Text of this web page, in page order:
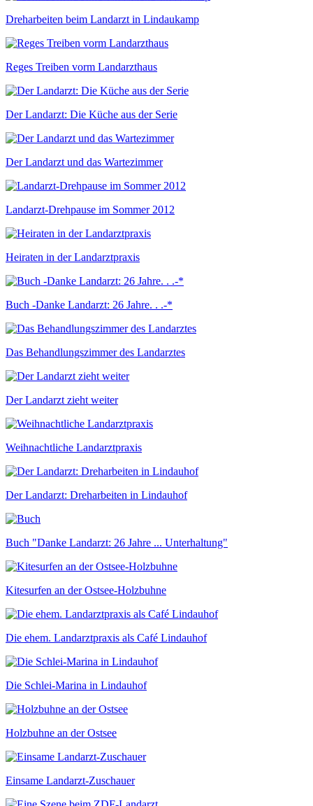
Dreharbeiten beim Landarzt in Lindaukamp
Reges Treiben vorm Landarzthaus
Der Landarzt: Die Küche aus der Serie
Der Landarzt und das Wartezimmer
Landarzt-Drehpause im Sommer 2012
Heiraten in der Landarztpraxis
Buch -Danke Landarzt: 26 Jahre. . .-*
Das Behandlungszimmer des Landarztes
Der Landarzt zieht weiter
Weihnachtliche Landarztpraxis
Der Landarzt: Dreharbeiten in Lindauhof
Buch "Danke Landarzt: 26 Jahre ... Unterhaltung"
Kitesurfen an der Ostsee-Holzbuhne
Die ehem. Landarztpraxis als Café Lindauhof
Die Schlei-Marina in Lindauhof
Holzbuhne an der Ostsee
Einsame Landarzt-Zuschauer